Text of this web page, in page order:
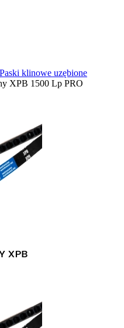
Paski klinowe uzębione
XPB 1500 Lp PRO